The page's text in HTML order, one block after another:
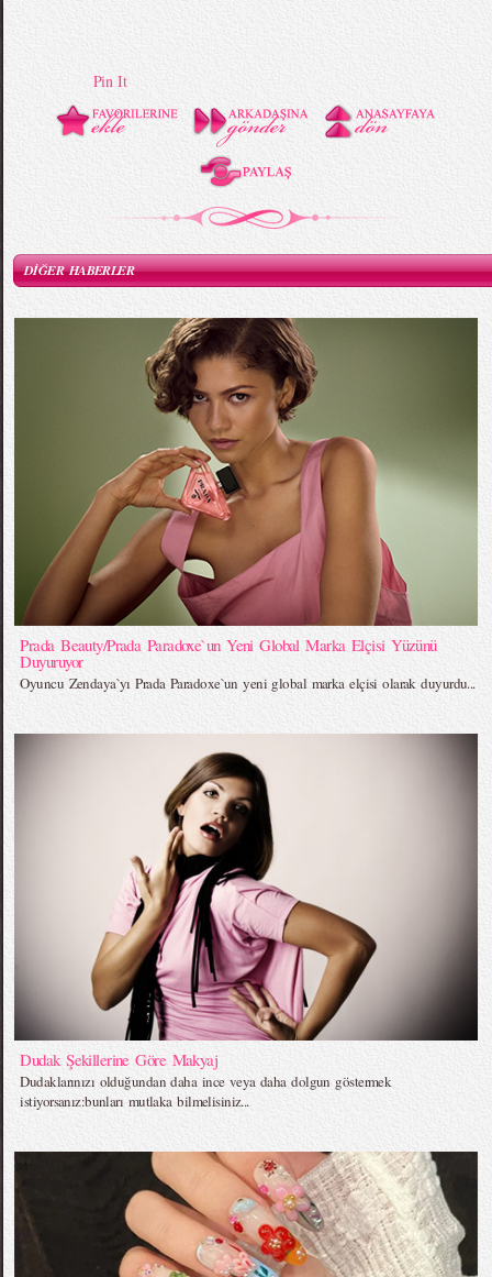
Pin It
DİĞER HABERLER
Prada Beauty/Prada Paradoxe`un Yeni Global Marka Elçisi Yüzünü
Duyuruyor
Oyuncu Zendaya`yı Prada Paradoxe`un yeni global marka elçisi olarak duyurdu...
Dudak Şekillerine Göre Makyaj
Dudaklarınızı olduğundan daha ince veya daha dolgun göstermek
istiyorsanız:bunları mutlaka bilmelisiniz...